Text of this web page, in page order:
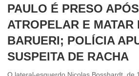
PAULO É PRESO APÓS
ATROPELAR E MATAR
BARUERI; POLÍCIA
SUSPEITA DE RACHA
O lateral-esquerdo Nicolas Bosshardt, de